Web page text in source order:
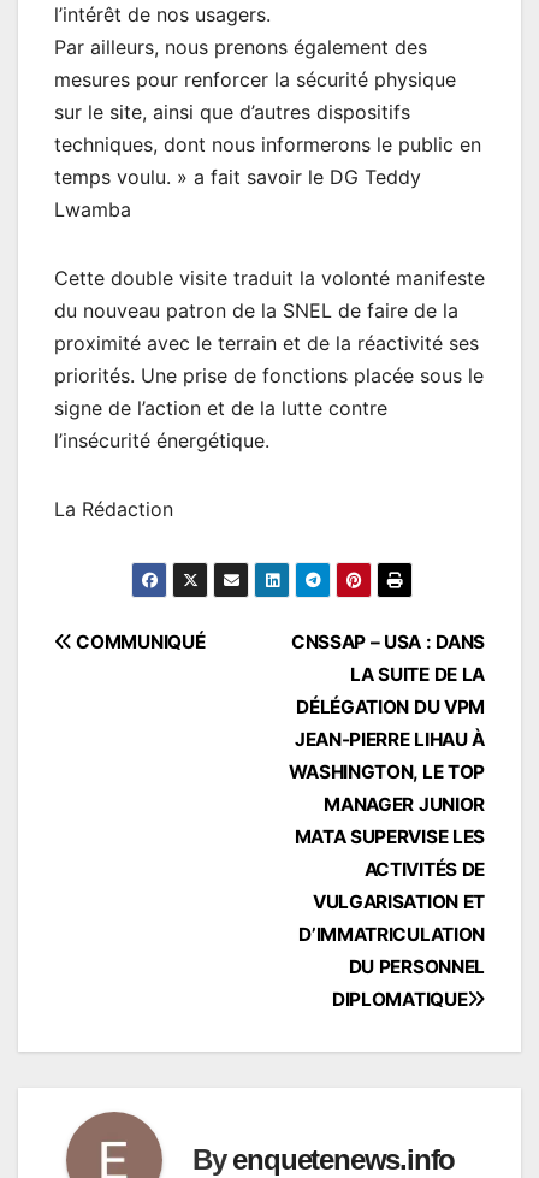
l’intérêt de nos usagers.
Par ailleurs, nous prenons également des
mesures pour renforcer la sécurité physique
sur le site, ainsi que d’autres dispositifs
techniques, dont nous informerons le public en
temps voulu. » a fait savoir le DG Teddy
Lwamba
Cette double visite traduit la volonté manifeste
du nouveau patron de la SNEL de faire de la
proximité avec le terrain et de la réactivité ses
priorités. Une prise de fonctions placée sous le
signe de l’action et de la lutte contre
l’insécurité énergétique.
La Rédaction
Navigation
CNSSAP – USA : DANS
LA SUITE DE LA
DÉLÉGATION DU VPM
JEAN-PIERRE LIHAU À
WASHINGTON, LE TOP
MANAGER JUNIOR
MATA SUPERVISE LES
ACTIVITÉS DE
VULGARISATION ET
D’IMMATRICULATION
DU PERSONNEL
DIPLOMATIQUE
COMMUNIQUÉ
Byenquetenews.info